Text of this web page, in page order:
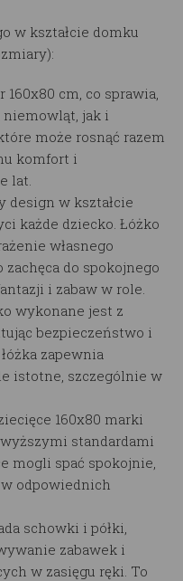
w kształcie domku
cm, co sprawia,
niemowląt, jak i
może rosnąć razem
komfort i
lat.
design w kształcie
każde dziecko. Łóżko
własnego
do spokojnego
i zabaw w role.
wykonane jest z
bezpieczeństwo i
zapewnia
istotne, szczególnie w
160x80 marki
standardami
mogli spać spokojnie,
odpowiednich
schowki i półki,
zabawek i
w zasięgu ręki. To